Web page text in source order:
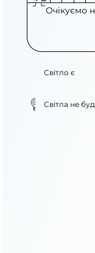
Очікуємо
Світло є
Світла не